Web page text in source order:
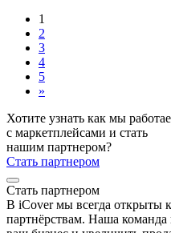
1
2
3
4
5
»
Хотите узнать как мы
с маркетплейсами и стать
нашим партнером?
Стать партнером
Стать партнером
В iCover мы всегда открыты
партнёрствам. Наша